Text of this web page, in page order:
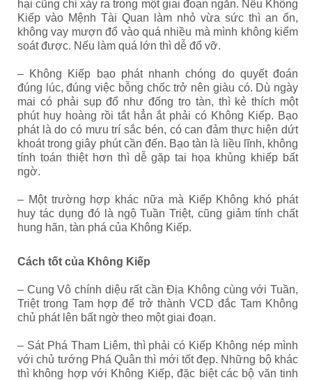
hại cũng chỉ xảy ra trong một giai đoạn ngắn. Nếu Không
Kiếp vào Mệnh Tài Quan làm nhỏ vừa sức thì an ổn,
không vay mượn đổ vào quá nhiều mà mình không kiểm
soát được. Nếu làm quá lớn thì dễ đổ vỡ.
– Không Kiếp bạo phát nhanh chóng do quyết đoán
đúng lúc, đúng việc bỗng chốc trở nên giàu có. Dù ngày
mai có phải sụp đổ như đống tro tàn, thì kẻ thích một
phút huy hoàng rồi tắt hẳn ắt phải có Không Kiếp. Bạo
phát là do có mưu trí sắc bén, có can đảm thực hiện dứt
khoát trong giây phút cần đến. Bạo tàn là liều lĩnh, không
tính toán thiệt hơn thì dễ gặp tai họa khủng khiếp bất
ngờ.
– Một trường hợp khác nữa mà Kiếp Không khó phát
huy tác dụng đó là ngộ Tuần Triệt, cũng giảm tính chất
hung hãn, tàn phá của Không Kiếp.
Cách tốt của Không Kiếp
– Cung Vô chính diệu rất cần Địa Không cùng với Tuần,
Triệt trong Tam hợp để trở thành VCD đắc Tam Không
chủ phát lên bất ngờ theo một giai đoạn.
– Sát Phá Tham Liêm, thì phải có Kiếp Không nép mình
với chủ tướng Phá Quân thì mới tốt đẹp. Những bộ khác
thì không hợp với Không Kiếp, đặc biệt các bộ văn tinh